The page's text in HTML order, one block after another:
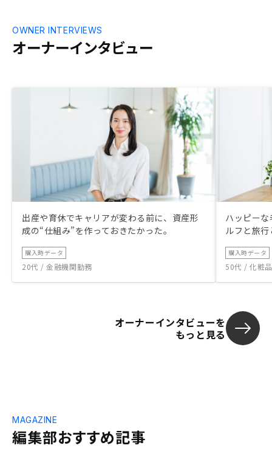
オーナーインタビュー
OWNER INTERVIEWS
出産や育休でキャリアが変わる前に、資産形
成の“仕組み”を作っておきたかった。
購入時データ
20代 / 金融機関勤務
ハッピー
ルフと旅
購入時データ
50代 / 化粧
オーナーインタビューを
もっと見る
編集部おすすめ記事
MAGAZINE